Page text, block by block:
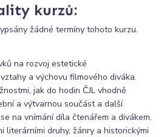
kurzů:
žádné termíny tohoto kurzu.
na rozvoj estetické
a výchovu filmového diváka.
jak do hodin ČJL vhodně
a výtvarnou součást a další
na vnímání díla čtenářem a divákem.
literárními druhy, žánry a historickými